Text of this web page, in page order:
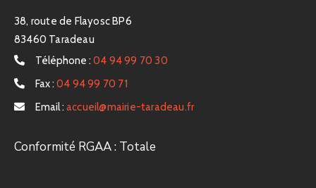
38, route de Flayosc BP6
83460 Taradeau
Téléphone : 04 94 99 70 30
Fax : 04 94 99 70 71
Email : accueil@mairie-taradeau.fr
Conformité RGAA : Totale